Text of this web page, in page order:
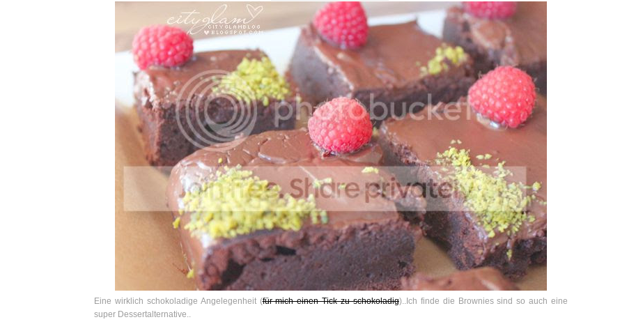
Eine wirklich schokoladige Angelegenheit (für mich einen Tick zu schokoladig)..Ich finde die Brownies sind so auch eine
super Dessertalternative..